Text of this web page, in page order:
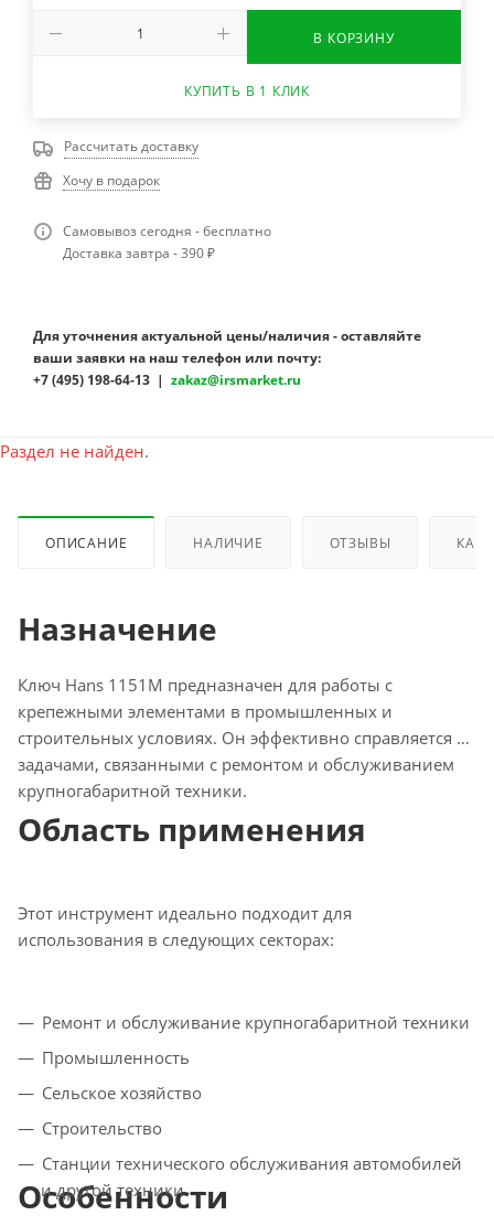
В КОРЗИНУ
КУПИТЬ В 1 КЛИК
Рассчитать доставку
Хочу в подарок
Самовывоз сегодня - бесплатно
Доставка завтра - 390 ₽
Для уточнения актуальной цены/наличия - оставляйте
ваши заявки на наш телефон или почту:
+7 (495) 198-64-13 | zakaz@irsmarket.ru
Раздел не найден.
ОПИСАНИЕ НАЛИЧИЕ ОТЗЫВЫ КАК
Назначение
Ключ Hans 1151M предназначен для работы с
крепежными элементами в промышленных и
строительных условиях. Он эффективно справляется с
задачами, связанными с ремонтом и обслуживанием
крупногабаритной техники.
Область применения
Этот инструмент идеально подходит для
использования в следующих секторах:
Ремонт и обслуживание крупногабаритной техники
Промышленность
Сельское хозяйство
Строительство
Станции технического обслуживания автомобилей
и другой техники
Особенности